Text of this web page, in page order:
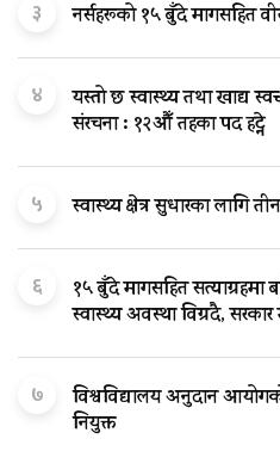
३ नर्सहरूको १५ बुँदे मागसहित
४
यस्तो छ स्वास्थ्य तथा खाद्य
संरचना : १२औँ तहका पद हट्ने
५ स्वास्थ्य क्षेत्र सुधारका लागि
६
१५ बुँदे मागसहित सत्याग्रहमा
स्वास्थ्य अवस्था विग्रदै,
७
विश्वविद्यालय अनुदान
नियुक्त